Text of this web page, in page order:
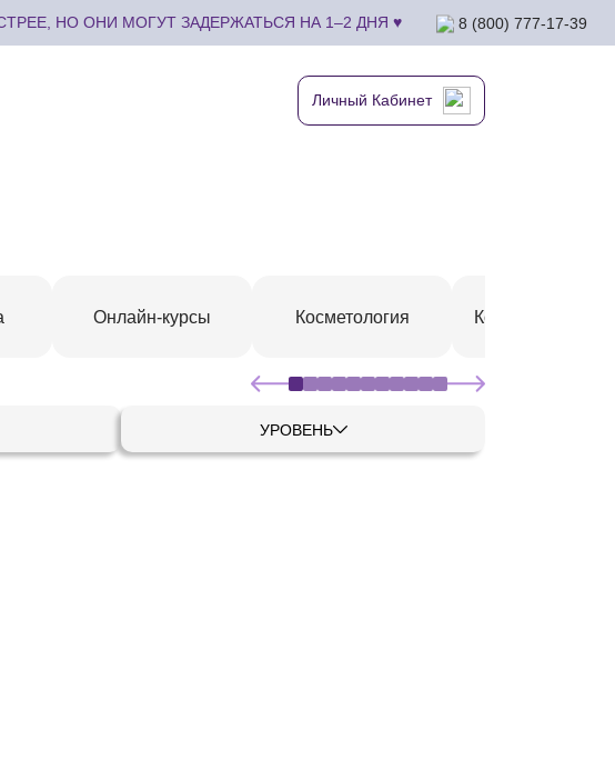
НО ОНИ МОГУТ ЗАДЕРЖАТЬСЯ НА 1–2 ДНЯ ♥ 8 (800) 777-17-39
Личный Кабинет
Онлайн-курсы Косметология Коррекция
УРОВЕНЬ